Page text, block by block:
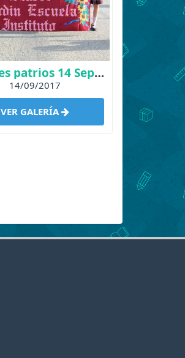
Desfiles patrios 14 Septiembre 2017
14/09/2017
VER GALERÍA